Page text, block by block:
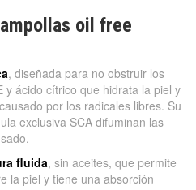
oil free
, diseñada para no obstruir los
y ácido cítrico que hidrata la piel y
por los radicales libres. Su
exclusiva SCA difuminan las
fluida, sin aceites, que permite
la piel y tiene una absorción